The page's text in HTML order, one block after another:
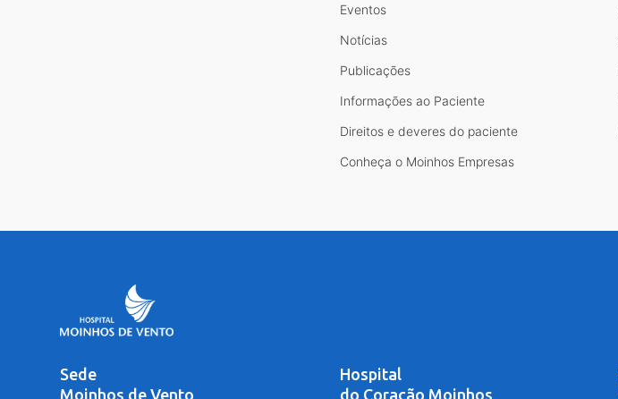
Eventos
Notícias
Publicações
Informações ao Paciente
Direitos e deveres do paciente
Conheça o Moinhos Empresas
Sede
Moinhos de Vento
Hospital
do Coração Moinhos